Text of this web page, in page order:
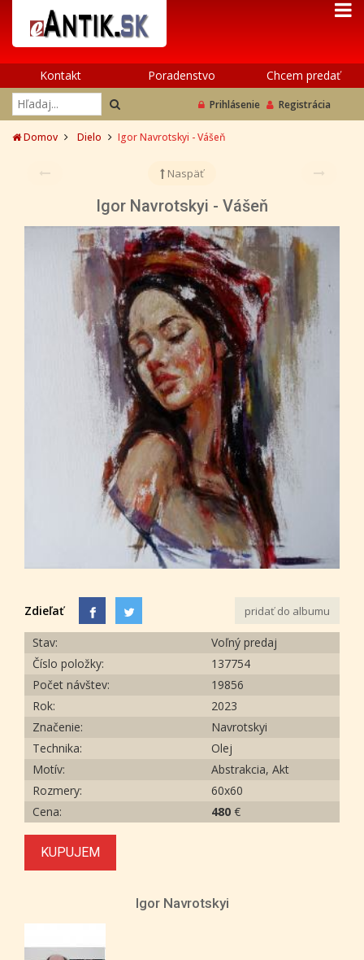
Kontakt Poradenstvo Chcem predať
Prihlásenie Registrácia
Domov Dielo Igor Navrotskyi - Vášeň
Naspäť
Igor Navrotskyi - Vášeň
Zdieľať pridať do albumu
Stav:
Voľný predaj
Číslo položky:
137754
Počet návštev:
19856
Rok:
2023
Značenie:
Navrotskyi
Technika:
Olej
Motív:
Abstrakcia, Akt
Rozmery:
60х60
Cena:
480 €
KUPUJEM
Igor Navrotskyi